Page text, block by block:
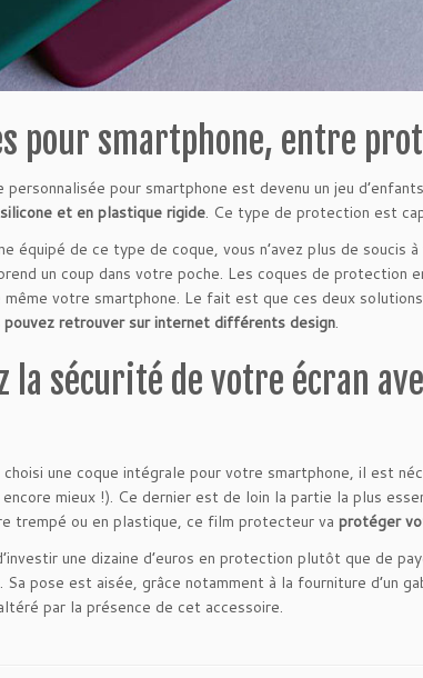
pour smartphone, entre
personnalisée pour smartphone est devenu un jeu
et en plastique rigide. Ce type de protection est
équipé de ce type de coque, vous n’avez plus de
un coup dans votre poche. Les coques de protection
votre smartphone. Le fait est que ces deux
pouvez retrouver sur internet différents design.
la sécurité de votre écran
choisi une coque intégrale pour votre smartphone, il est
mieux !). Ce dernier est de loin la partie la plus
trempé ou en plastique, ce film protecteur va protéger
une dizaine d’euros en protection plutôt que de
Sa pose est aisée, grâce notamment à la fourniture d’un
par la présence de cet accessoire.